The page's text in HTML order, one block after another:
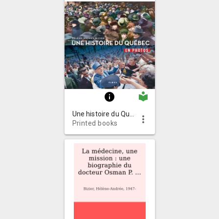
info local_library
Printed books
more_vert